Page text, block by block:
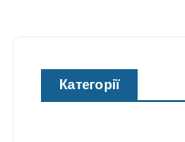
Категорії